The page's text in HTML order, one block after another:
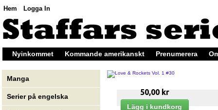
Hem Logga In
Nyinkommet Kommande amerikanskt Prenumerera
Manga
Serier på engelska
50,00 kr